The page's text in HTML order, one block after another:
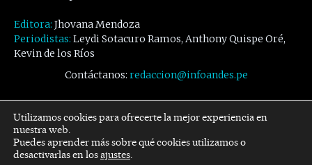
Editora: Jhovana Mendoza
Periodistas: Leydi Sotacuro Ramos, Anthony Quispe Oré,
Kevin de los Ríos
Contáctanos: redaccion@infoandes.pe
Síguenos
Facebook Twitter Youtube
Utilizamos cookies para ofrecerte la mejor experiencia en
nuestra web.
Puedes aprender más sobre qué cookies utilizamos o
desactivarlas en losajustes.